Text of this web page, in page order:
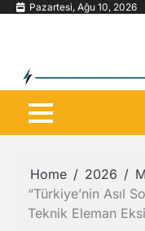
Skip Pazartesi, Ağu 10, 2026
Home 2026
“Türkiye’nin Asıl
Teknik Eleman